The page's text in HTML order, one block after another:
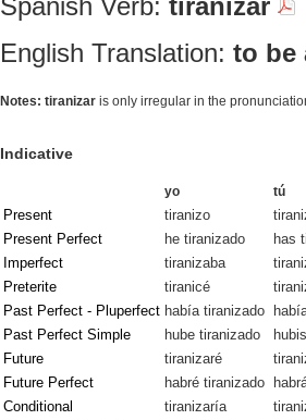
Spanish Verb: tiranizar
English Translation: to be
Notes: tiranizar is only irregular in the
Indicative
yo tú
Present tiranizo
Present Perfect
he tiranizado has
Imperfect
tiranizaba
Preterite
tiranicé
Past Perfect - Pluperfect había tiranizado
Past Perfect Simple
hube tiranizado
Future
tiranizaré
Future Perfect
habré tiranizado
Conditional
tiranizaría